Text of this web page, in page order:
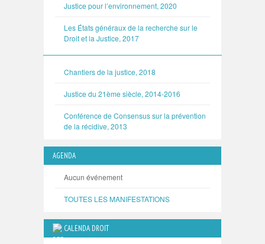
Justice pour l’environnement, 2020
Les États généraux de la recherche sur le
Droit et la Justice, 2017
Chantiers de la justice, 2018
Justice du 21ème siècle, 2014-2016
Conférence de Consensus sur la prévention
de la récidive, 2013
AGENDA
Aucun événement
TOUTES LES MANIFESTATIONS
CALENDA DROIT